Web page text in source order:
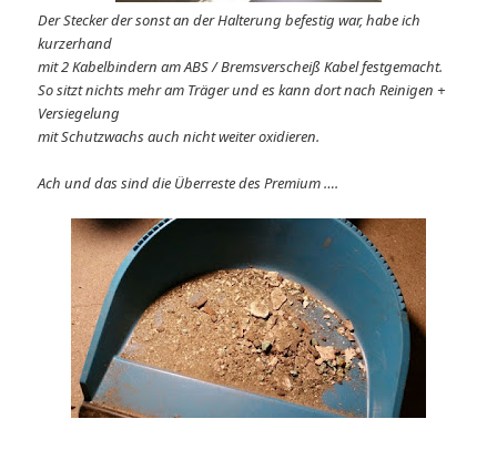
Der Stecker der sonst an der Halterung befestig war, habe ich
kurzerhand
mit 2 Kabelbindern am ABS / Bremsverscheiß Kabel festgemacht.
So sitzt nichts mehr am Träger und es kann dort nach Reinigen +
Versiegelung
mit Schutzwachs auch nicht weiter oxidieren.
Ach und das sind die Überreste des Premium ….